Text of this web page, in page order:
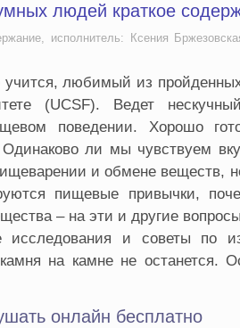
людей краткое
исполнитель: Ксения
любимый из
(UCSF). Ведет
поведении. Хорошо
Одинаково ли мы чувствуем
и обмене веществ,
пищевые привычки,
– на эти и другие
исследования и советы по
на камне не останется.
онлайн бесплатно